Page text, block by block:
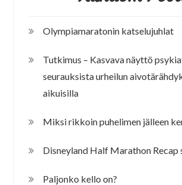
Olympiamaratonin katselujuhlat
Tutkimus – Kasvava näyttö
seurauksista urheilun
aikuisilla
Miksi rikkoin puhelimen jälleen
Disneyland Half Marathon Recap
Paljonko kello on?